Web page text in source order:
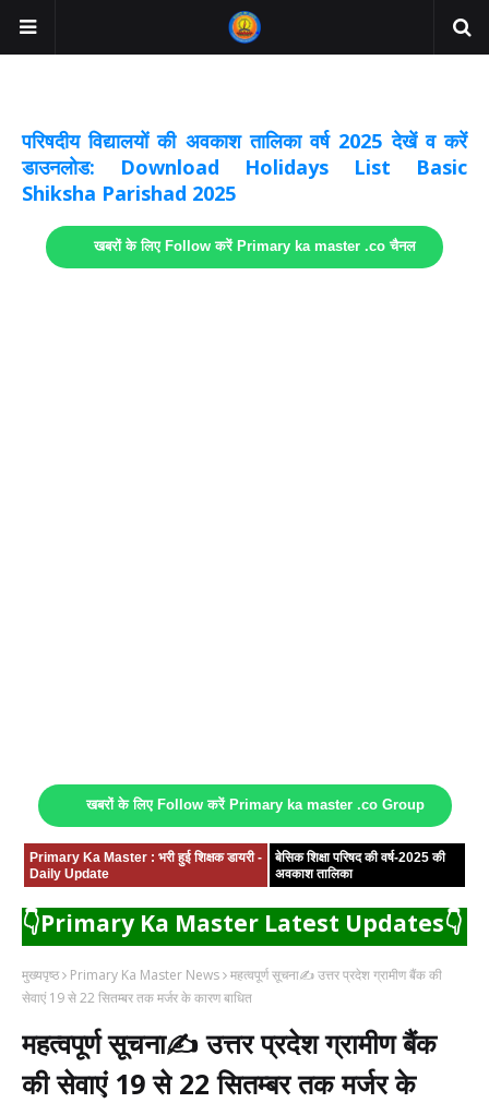
परिषदीय विद्यालयों की अवकाश तालिका वर्ष 2025 देखें व करें
डाउनलोड: Download Holidays List Basic
Shiksha Parishad 2025
खबरों के लिए Follow करें Primary ka master .co चैनल
खबरों के लिए Follow करें Primary ka master .co Group
Primary Ka Master : भरी हुई शिक्षक डायरी -
Daily Update
बेसिक शिक्षा परिषद की वर्ष-2025 की
अवकाश तालिका
👇Primary Ka Master Latest Updates👇
मुख्यपृष्ठ Primary Ka Master News महत्वपूर्ण सूचना✍️ उत्तर प्रदेश ग्रामीण बैंक की
सेवाएं 19 से 22 सितम्बर तक मर्जर के कारण बाधित
महत्वपूर्ण सूचना✍️ उत्तर प्रदेश ग्रामीण बैंक
की सेवाएं 19 से 22 सितम्बर तक मर्जर के